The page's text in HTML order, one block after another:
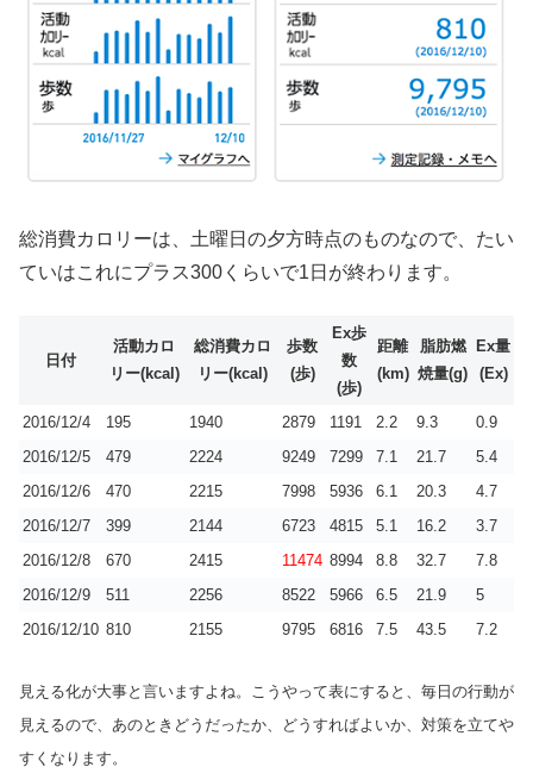
総消費カロリーは、土曜日の夕方時点のものなので、たい
ていはこれにプラス300くらいで1日が終わります。
日付
活動カロ
リー(kcal)
総消費カロ
リー(kcal)
歩数
(歩)
Ex歩
数
(歩)
距離
(km)
脂肪燃
焼量(g)
Ex量
(Ex)
2016/12/4 195 1940 2879 1191 2.2 9.3
0.9
2016/12/5
479 2224 9249 7299 7.1 21.7
5.4
2016/12/6
470 2215 7998 5936 6.1 20.3
4.7
2016/12/7
399 2144 6723 4815 5.1 16.2
3.7
2016/12/8
670 2415 11474 8994 8.8 32.7
7.8
2016/12/9
511 2256 8522 5966 6.5 21.9
5
2016/12/10 810 2155 9795 6816 7.5 43.5 7.2
見える化が大事と言いますよね。こうやって表にすると、毎日の行動が
見えるので、あのときどうだったか、どうすればよいか、対策を立てや
すくなります。